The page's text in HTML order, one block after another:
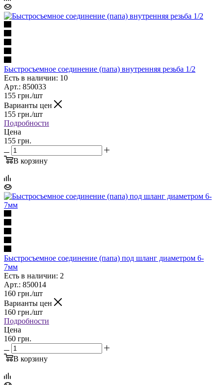
Быстросъемное соединение (папа) внутренняя резьба 1/2
Есть в наличии: 10
Арт.: 850033
155 грн./шт
Варианты цен
155 грн./шт
Подробности
Цена
155 грн.
В корзину
Быстросъемное соединение (папа) под шланг диаметром 6-
7мм
Есть в наличии: 2
Арт.: 850014
160 грн./шт
Варианты цен
160 грн./шт
Подробности
Цена
160 грн.
В корзину